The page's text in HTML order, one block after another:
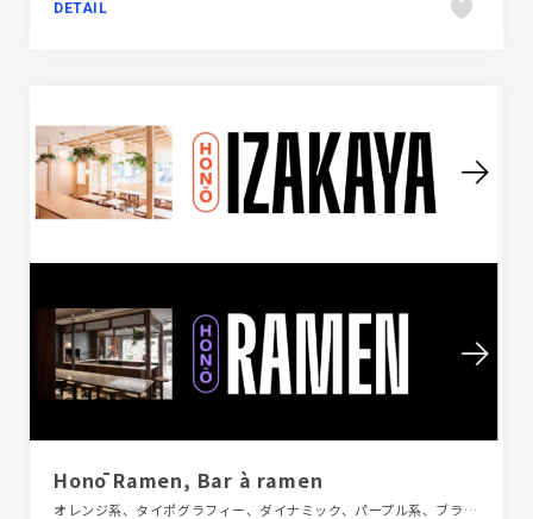
DETAIL
Honō Ramen, Bar à ramen
オレンジ系、タイポグラフィー、ダイナミック、パープル系、ブラック系 、ホワイト系、モーション多め、大きめ写真、施設・店舗サイト、飲食店・グルメ・ウェディング